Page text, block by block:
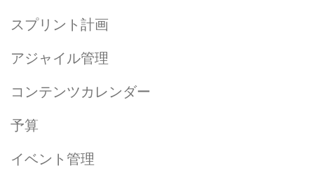
スプリント計画
アジャイル管理
コンテンツカレンダー
予算
イベント管理